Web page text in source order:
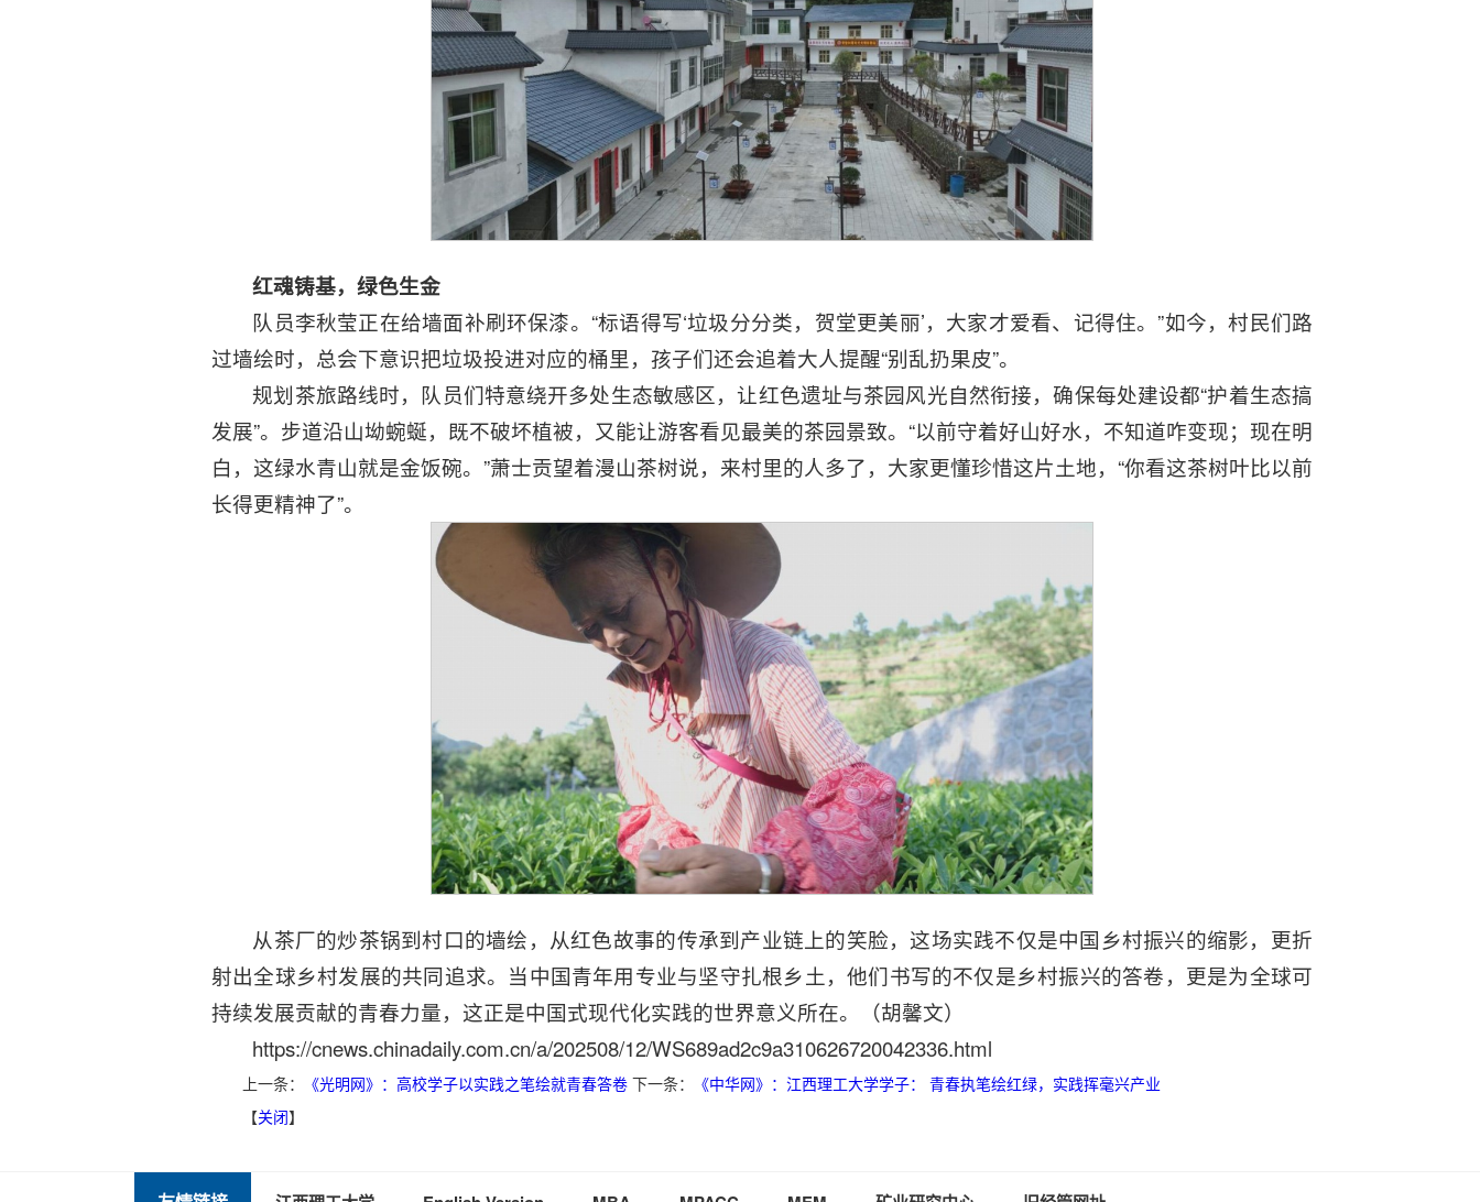
红魂铸基，绿色生金
队员李秋莹正在给墙面补刷环保漆。“标语得写‘垃圾分分类，贺堂更美丽’，大家才爱看、记得住。”如今，村民们路
过墙绘时，总会下意识把垃圾投进对应的桶里，孩子们还会追着大人提醒“别乱扔果皮”。
规划茶旅路线时，队员们特意绕开多处生态敏感区，让红色遗址与茶园风光自然衔接，确保每处建设都“护着生态搞
发展”。步道沿山坳蜿蜒，既不破坏植被，又能让游客看见最美的茶园景致。“以前守着好山好水，不知道咋变现；现在明
白，这绿水青山就是金饭碗。”萧士贡望着漫山茶树说，来村里的人多了，大家更懂珍惜这片土地，“你看这茶树叶比以前
长得更精神了”。
从茶厂的炒茶锅到村口的墙绘，从红色故事的传承到产业链上的笑脸，这场实践不仅是中国乡村振兴的缩影，更折
射出全球乡村发展的共同追求。当中国青年用专业与坚守扎根乡土，他们书写的不仅是乡村振兴的答卷，更是为全球可
持续发展贡献的青春力量，这正是中国式现代化实践的世界意义所在。（胡馨文）
https://cnews.chinadaily.com.cn/a/202508/12/WS689ad2c9a310626720042336.html
上一条： 《光明网》：高校学子以实践之笔绘就青春答卷 下一条：
《中华网》：江西理工大学学子： 青春执笔绘红绿，实践挥毫兴产业
【关闭】